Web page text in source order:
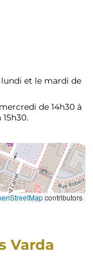
lundi et le mardi de
de 14h30 à
contributors
Varda